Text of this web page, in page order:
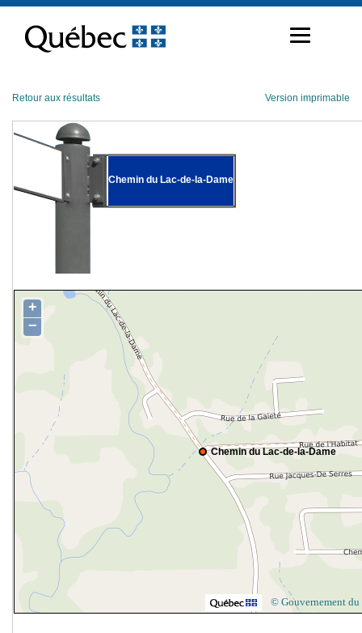
contenu
Retour aux résultats Version imprimable
Chemin du Lac-de-la-Dame
Chemin du Lac-de-la-Dame
+
−
© Gouvernement du